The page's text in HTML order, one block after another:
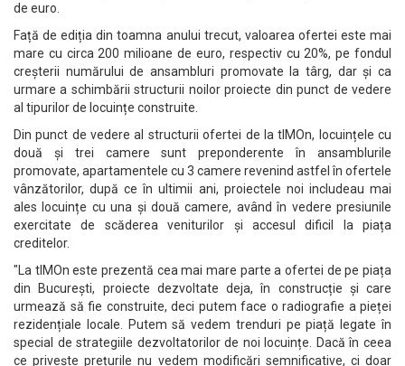
de euro.
Față de ediția din toamna anului trecut, valoarea ofertei este mai
mare cu circa 200 milioane de euro, respectiv cu 20%, pe fondul
creșterii numărului de ansambluri promovate la târg, dar și ca
urmare a schimbării structurii noilor proiecte din punct de vedere
al tipurilor de locuințe construite.
Din punct de vedere al structurii ofertei de la tIMOn, locuințele cu
două și trei camere sunt preponderente în ansamblurile
promovate, apartamentele cu 3 camere revenind astfel în ofertele
vânzătorilor, după ce în ultimii ani, proiectele noi includeau mai
ales locuințe cu una și două camere, având în vedere presiunile
exercitate de scăderea veniturilor și accesul dificil la piața
creditelor.
"La tIMOn este prezentă cea mai mare parte a ofertei de pe piața
din București, proiecte dezvoltate deja, în construcție și care
urmează să fie construite, deci putem face o radiografie a pieței
rezidențiale locale. Putem să vedem trenduri pe piață legate în
special de strategiile dezvoltatorilor de noi locuințe. Dacă în ceea
ce privește prețurile nu vedem modificări semnificative, ci doar